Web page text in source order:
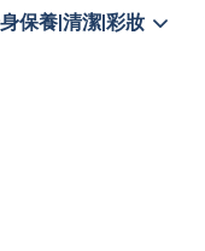
保養|清潔|彩妝